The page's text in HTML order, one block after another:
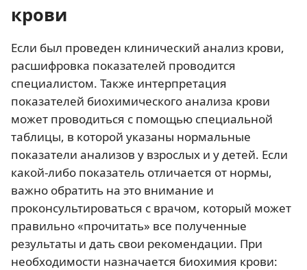
крови
Если был проведен клинический анализ крови,
расшифровка показателей проводится
специалистом. Также интерпретация
показателей биохимического анализа крови
может проводиться с помощью специальной
таблицы, в которой указаны нормальные
показатели анализов у взрослых и у детей. Если
какой-либо показатель отличается от нормы,
важно обратить на это внимание и
проконсультироваться с врачом, который может
правильно «прочитать» все полученные
результаты и дать свои рекомендации. При
необходимости назначается биохимия крови: